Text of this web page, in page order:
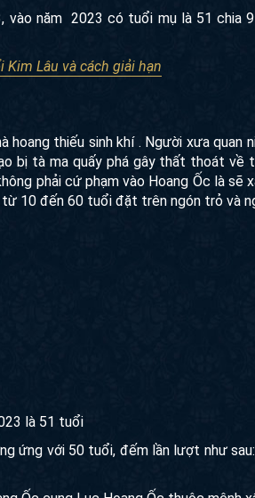
vào năm 2023 có tuổi mụ là 51 chia
Lâu và cách giải hạn
thiếu sinh khí . Người xưa quan
bị tà ma quấy phá gây thất thoát về
phải cứ phạm vào Hoang Ốc là
10 đến 60 tuổi đặt trên ngón trỏ và
là 51 tuổi
ứng với 50 tuổi, đếm lần lượt như